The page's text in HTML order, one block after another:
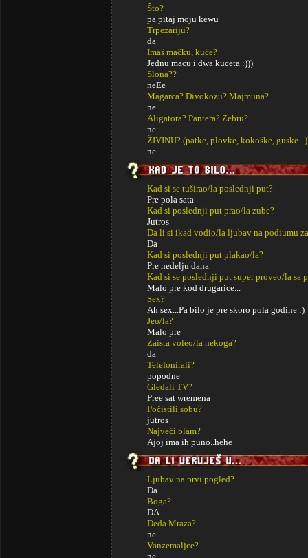
Što?
pa pitaj moju kewu
Trpezariju?
da
Imaš mačku, kuče?
Jednu macu i dwa kuceta :)))
Slona??
neEe
Magarca? Divokozu? Majmuna?
ne
Aligatora? Pantera? Zebru?
ne
ŽIVINU? (patke, plovke, kokoške,
ne
Kad si se tuširao/la poslednji put?
Pre pola sata
Kad si poslednji put prao/la zube?
Jutros
Da li si ikad vodio/la ljubav na podiumu
Da
Kad si poslednji put plakao/la?
Pre nedelju dana
Kad si se poslednji put super proveo/la sa
Malo pre kod drugarice...
Sex?
Ah sex...Pa bilo je pre skoro pola godine :)
Jeo/la?
Malo pre
Zaista voleo/la nekoga?
da
Telefonirali?
popodne
Gledali TV?
Pree sat wremena
Počistili sobu?
jutros
Najveći blam?
Ajoj ima ih puno..hehe
Ljubav na prvi pogled?
Da
Boga?
DA
Deda Mraza?
ne
Vanzemaljce?